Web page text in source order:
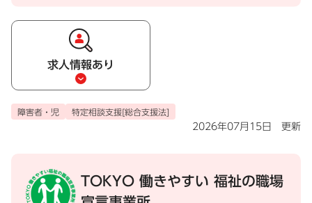
求人情報あり
障害者・児 特定相談支援[総合支援法]
2026年07月15日 更新
TOKYO 働きやすい 福祉の職場